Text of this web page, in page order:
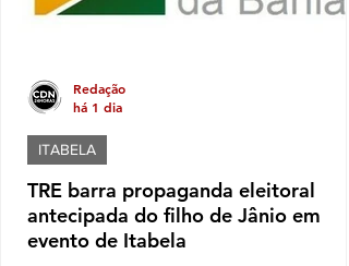
TRE barra propaganda eleitoral
antecipada do filho de Jânio em
evento de Itabela
ITABELA
Redação
há 1 dia